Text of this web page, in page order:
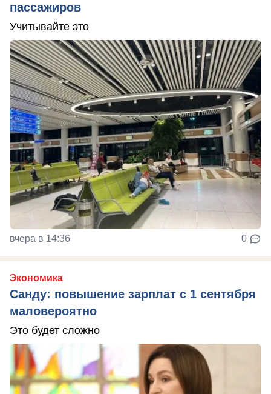
пассажиров
Учитывайте это
вчера в 14:36 0
Экономика
Санду: повышение зарплат с 1 сентября
маловероятно
Это будет сложно